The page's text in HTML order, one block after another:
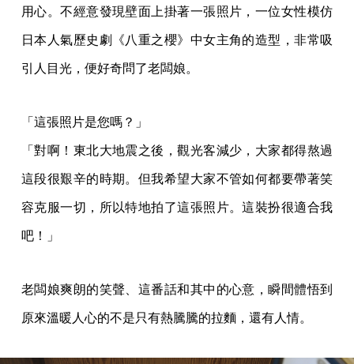
用心。不經意發現壁面上掛著一張照片，一位女性模仿
日本人氣歷史劇《八重之櫻》中女主角的造型，非常吸
引人目光，便好奇問了老闆娘。
「這張照片是您嗎？」
「對啊！東北大地震之後，觀光客減少，大家都得熬過
這段很艱辛的時期。但我希望大家不管如何都要帶著笑
容克服一切，所以特地拍了這張照片。這裝扮很適合我
吧！」
老闆娘爽朗的笑聲、這番話和其中的心意，瞬間體悟到
原來溫暖人心的不是只有熱騰騰的拉麵，還有人情。